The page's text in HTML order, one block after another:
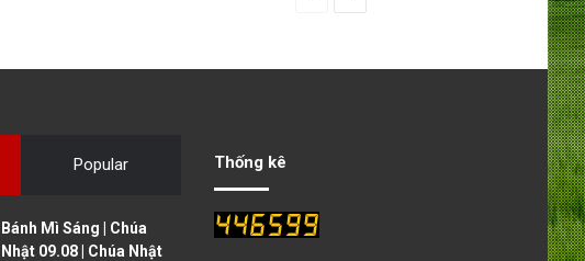
s
p
Popular
Bánh Mì Sáng | Chúa
Nhật 09.08 | Chúa Nhật
Thống kê